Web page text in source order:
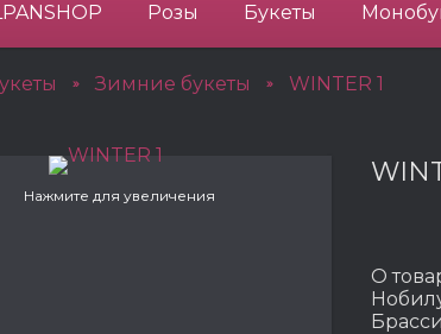
Розы Букеты
» Зимние букеты » WINTER 1
Нажмите для увеличения
О